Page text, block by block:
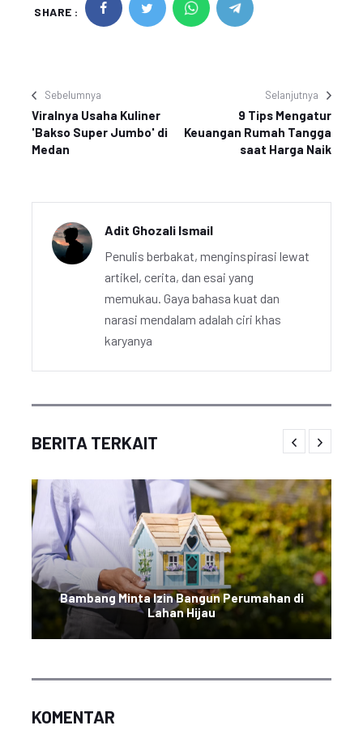
SHARE :
Sebelumnya
Viralnya Usaha Kuliner
'Bakso Super Jumbo' di
Medan
Selanjutnya
9 Tips Mengatur
Keuangan Rumah Tangga
saat Harga Naik
Adit Ghozali Ismail
Penulis berbakat, menginspirasi lewat
artikel, cerita, dan esai yang
memukau. Gaya bahasa kuat dan
narasi mendalam adalah ciri khas
karyanya
BERITA TERKAIT
Bambang Minta Izin Bangun Perumahan di
Lahan Hijau
KOMENTAR